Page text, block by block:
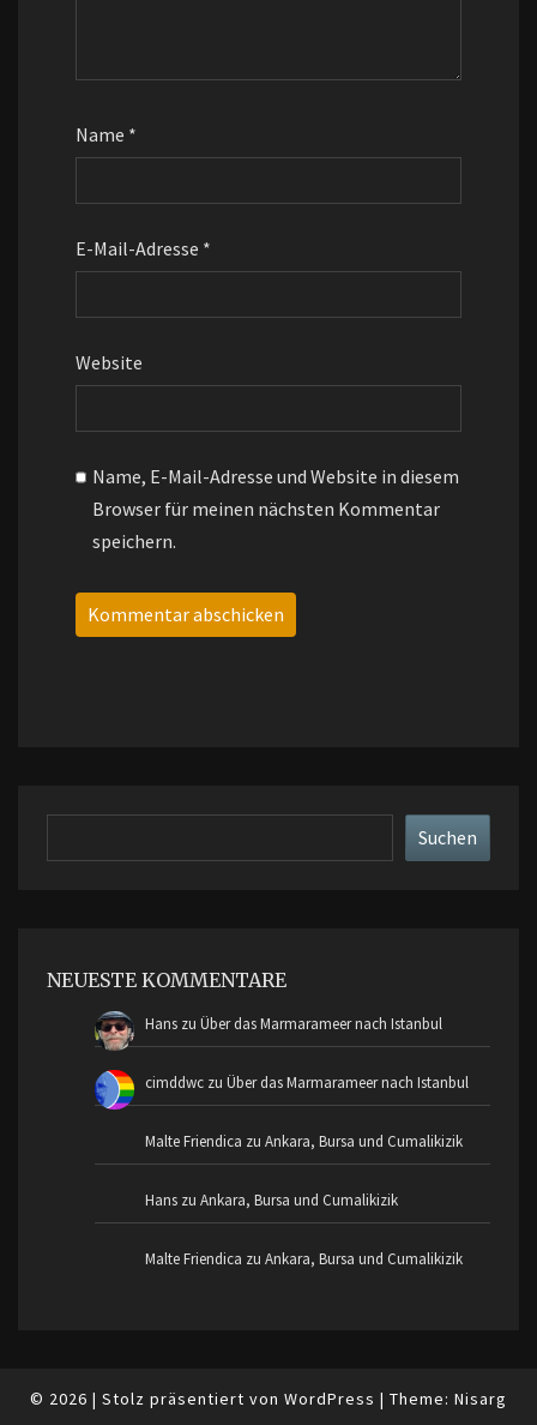
Name *
E-Mail-Adresse *
Website
Name, E-Mail-Adresse und Website in diesem
Browser für meinen nächsten Kommentar
speichern.
Suchen
NEUESTE KOMMENTARE
Hans zuÜber das Marmarameer nach Istanbul
cimddwc zuÜber das Marmarameer nach Istanbul
Malte Friendica zuAnkara, Bursa und Cumalikizik
Hans zuAnkara, Bursa und Cumalikizik
Malte Friendica zuAnkara, Bursa und Cumalikizik
© 2026 | Stolz präsentiert von WordPress | Theme: Nisarg